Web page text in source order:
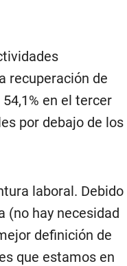
recuperación de
en el tercer
por debajo de los
laboral. Debido
(no hay necesidad
definición de
que estamos en